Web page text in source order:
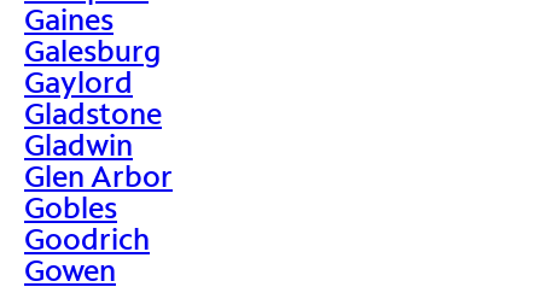
Gaines
Galesburg
Gaylord
Gladstone
Gladwin
Glen Arbor
Gobles
Goodrich
Gowen